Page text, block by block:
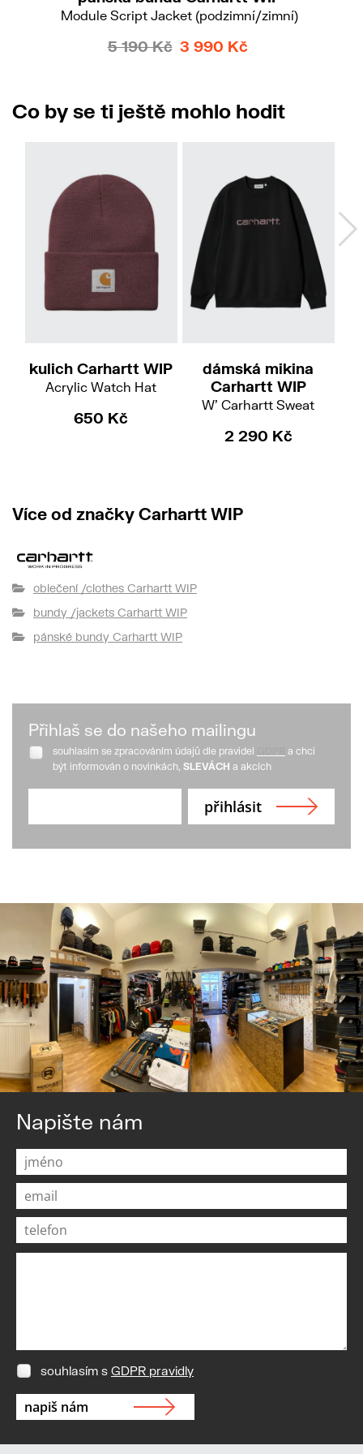
Module Script Jacket (podzimní/zimní)
5 190 Kč 3 990 Kč
Co by se ti ještě mohlo hodit
kulich Carhartt WIP
Acrylic Watch Hat
650 Kč
dámská mikina
Carhartt WIP
W' Carhartt Sweat
2 290 Kč
Více od značky Carhartt WIP
oblečení /clothes Carhartt WIP
bundy /jackets Carhartt WIP
pánské bundy Carhartt WIP
Přihlaš se do našeho mailingu
souhlasím se zpracováním údajů dle pravidel
a chci
být informován o novinkách, SLEVÁCH a akcích
Napište nám
souhlasím s GDPR pravidly